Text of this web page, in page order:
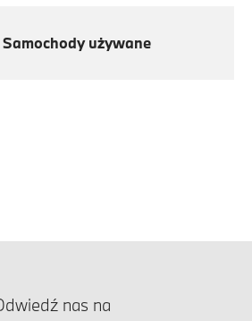
Samochody używane
nas na